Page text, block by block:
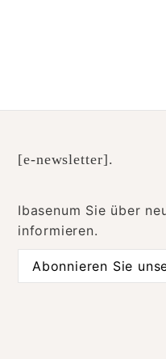
[e-newsletter].
Ibasenum Sie über
informieren.